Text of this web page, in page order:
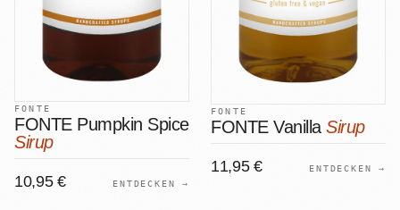
FONTE
FONTE Pumpkin Spice
Sirup
10,95 € ENTDECKEN →
FONTE
FONTE Vanilla Sirup
11,95 € ENTDECKEN →